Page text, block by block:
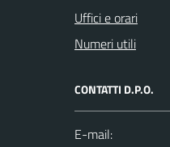
Uffici e orari
Numeri utili
CONTATTI D.P.O.
E-mail: